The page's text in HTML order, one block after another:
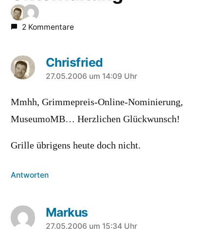
2 Kommentare
Chrisfried
sagt:
27.05.2006 um 14:09 Uhr
Mmhh, Grimmepreis-Online-Nominierung,
MuseumoMB… Herzlichen Glückwunsch!
Grille übrigens heute doch nicht.
Antworten
Markus
sagt:
27.05.2006 um 15:34 Uhr